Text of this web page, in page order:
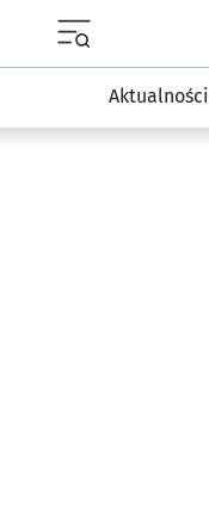
Aktualności